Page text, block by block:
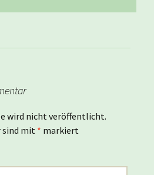
wird nicht veröffentlicht.
sind mit * markiert